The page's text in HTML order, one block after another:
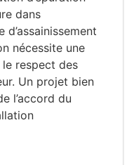
dans
d’assainissement
nécessite une
respect des
Un projet bien
l’accord du